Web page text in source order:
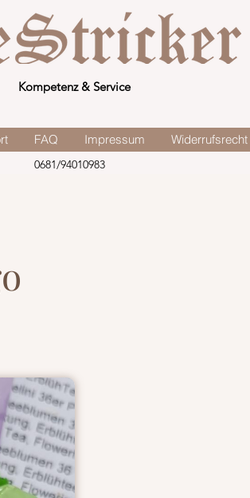
Kompetenz & Service
FAQ Impressum Widerrufsrecht
0681/94010983